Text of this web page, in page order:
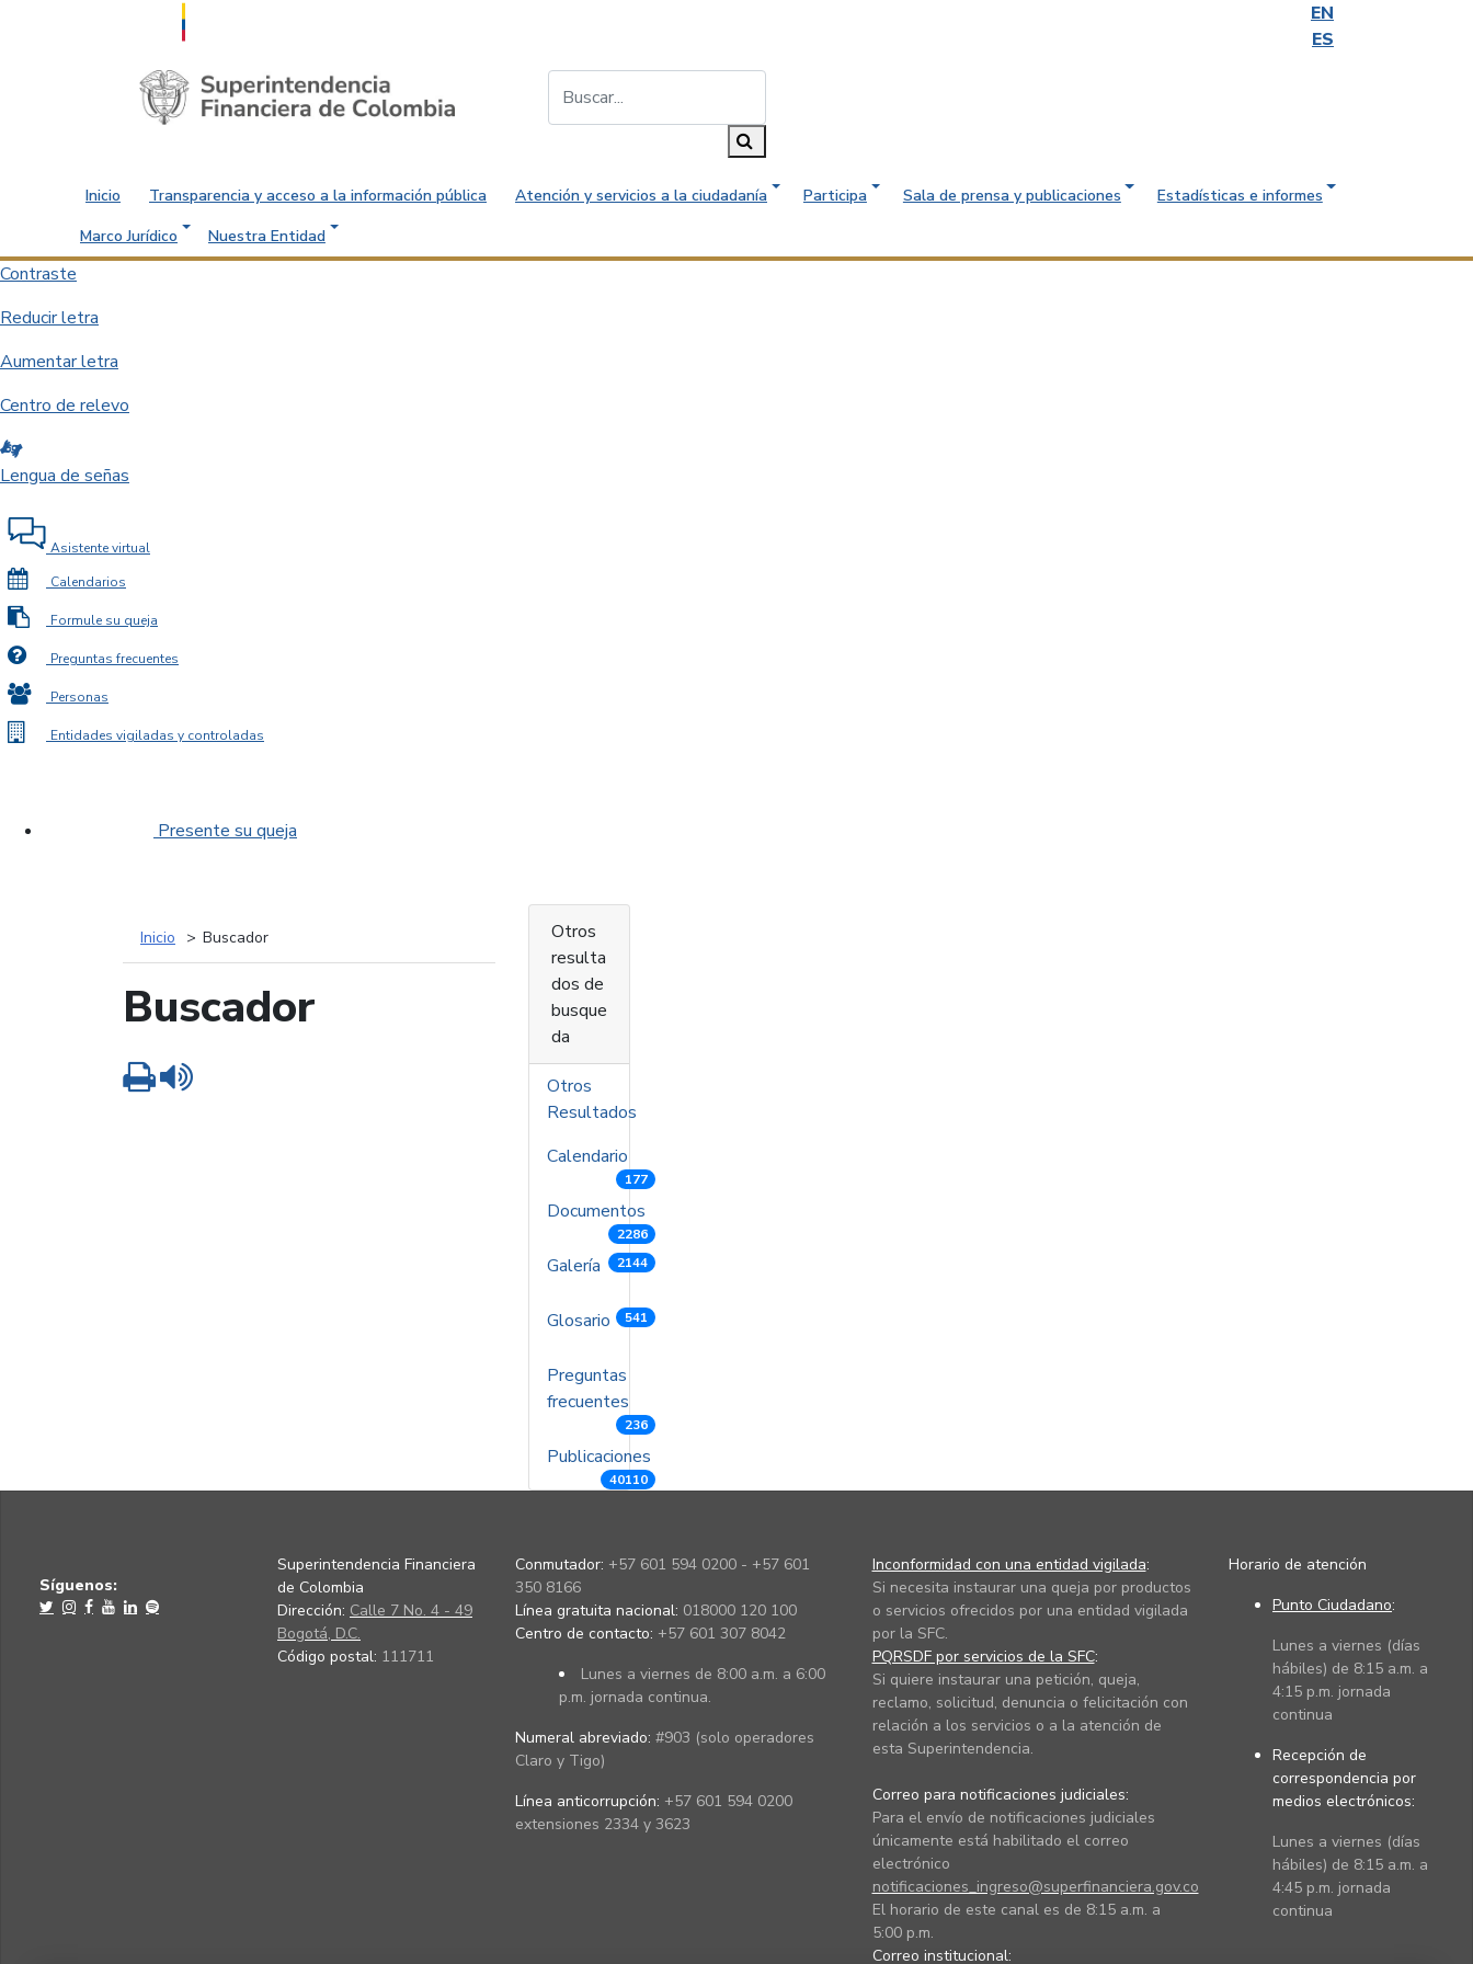
EN
ES
Saltar al contenido principal
Inicio Transparencia y acceso a la información pública Atención y servicios a la ciudadanía Participa Sala de prensa y publicaciones
Estadísticas e informes
Marco Jurídico
Nuestra Entidad
Contraste
Reducir letra
Aumentar letra
Centro de relevo
Lengua de señas
Asistente virtual
Calendarios
Formule su queja
Preguntas frecuentes
Personas
Entidades vigiladas y controladas
Presente su queja
Inicio Buscador
Buscador
Imprimir
Otros
resulta
dos de
busque
da
Otros
Resultados
Calendario
177
Documentos
2286
Galería 2144
Glosario 541
Preguntas
frecuentes
236
Publicaciones
40110
Síguenos:
Superintendencia Financiera
de Colombia
Dirección: Calle 7 No. 4 - 49
Bogotá, D.C.
Código postal: 111711
Conmutador: +57 601 594 0200 - +57 601
350 8166
Línea gratuita nacional: 018000 120 100
Centro de contacto: +57 601 307 8042
Lunes a viernes de 8:00 a.m. a 6:00
p.m. jornada continua.
Numeral abreviado: #903 (solo operadores
Claro y Tigo)
Línea anticorrupción: +57 601 594 0200
extensiones 2334 y 3623
Inconformidad con una entidad vigilada:
Si necesita instaurar una queja por productos
o servicios ofrecidos por una entidad vigilada
por la SFC.
PQRSDF por servicios de la SFC:
Si quiere instaurar una petición, queja,
reclamo, solicitud, denuncia o felicitación con
relación a los servicios o a la atención de
esta Superintendencia.
Correo para notificaciones judiciales:
Para el envío de notificaciones judiciales
únicamente está habilitado el correo
electrónico
notificaciones_ingreso@superfinanciera.gov.co
El horario de este canal es de 8:15 a.m. a
5:00 p.m.
Correo institucional:
Horario de atención
Punto Ciudadano:
Lunes a viernes (días
hábiles) de 8:15 a.m. a
4:15 p.m. jornada
continua
Recepción de
correspondencia por
medios electrónicos:
Lunes a viernes (días
hábiles) de 8:15 a.m. a
4:45 p.m. jornada
continua